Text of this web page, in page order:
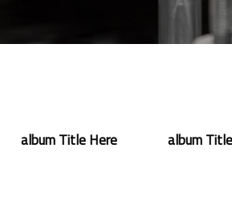
album
album Title Here